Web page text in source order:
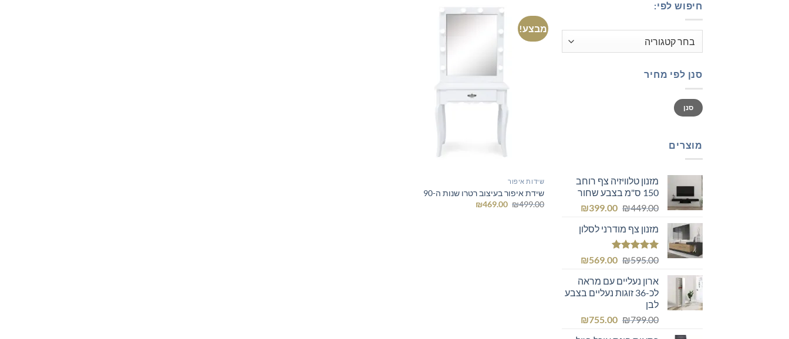
חיפוש לפי:
סנן לפי מחיר
מחיר
מינימלי
מחיר
מקסימלי
סנן
מוצרים
מזנון טלוויזיה צף רוחב
150 ס"מ בצבע שחור
₪449.00
המחיר
היה:
₪449.00.
₪399.00
המחיר
הוא:מזנון צף מודרני לסלון
דורג5.00
₪595.00
המחיר
היה:
₪595.00.
₪569.00
המחיר
הוא:
₪569.00.
ארון נעליים עם מראה
לכ-36 זוגות נעליים בצבע
לבן
₪799.00
המחיר ₪755.00
המחיר
מבצע!
שידות איפור
שידת איפור בעיצוב רטרו שנות ה-90
₪499.00
המחיר ₪469.00